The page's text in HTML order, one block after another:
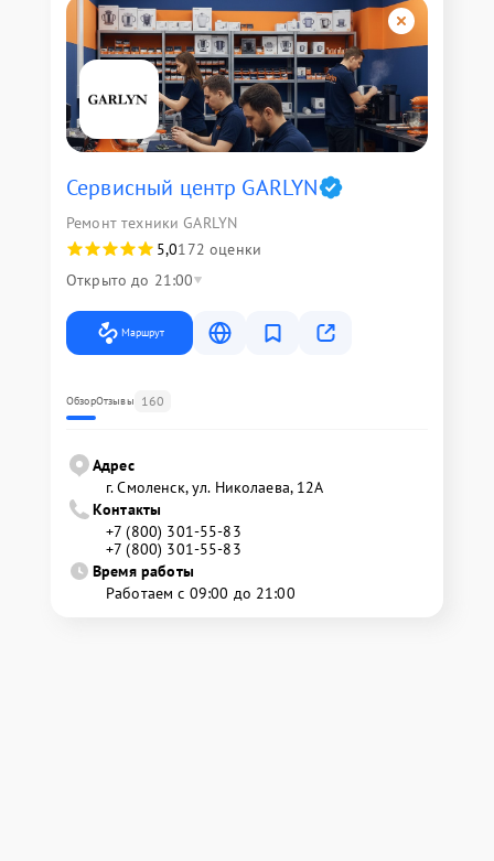
Сервисный центр GARLYN
Ремонт техники GARLYN
5,0172 оценки
Открыто до 21:00
Маршрут
ОбзорОтзывы 160
Адрес
г. Смоленск, ул. Николаева, 12А
Контакты
+7 (800) 301-55-83
+7 (800) 301-55-83
Время работы
Работаем с 09:00 до 21:00